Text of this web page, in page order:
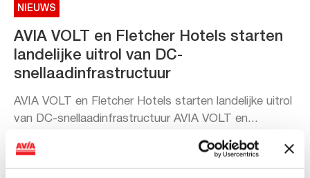
NIEUWS
AVIA VOLT en Fletcher Hotels starten
landelijke uitrol van DC-
snellaadinfrastructuur
AVIA VOLT en Fletcher Hotels starten landelijke uitrol
van DC-snellaadinfrastructuur AVIA VOLT en...